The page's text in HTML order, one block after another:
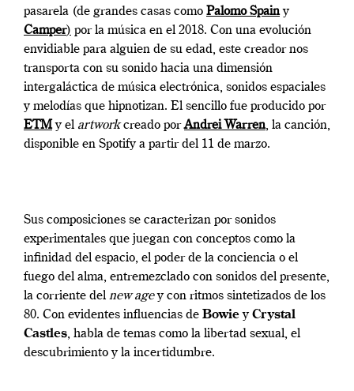
pasarela (de grandes casas como Palomo Spainy
Camper) por la música en el 2018. Con una evolución
envidiable para alguien de su edad, este creador nos
transporta con su sonido hacia una dimensión
intergaláctica de música electrónica, sonidos espaciales
y melodías que hipnotizan. El sencillo fue producido por
ETMy el artworkcreado porAndrei Warren, la canción,
disponible en Spotify a partir del 11 de marzo.
Sus composiciones se caracterizan por sonidos
experimentales que juegan con conceptos como la
infinidad del espacio, el poder de la conciencia o el
fuego del alma, entremezclado con sonidos del presente,
la corriente del new agey con ritmos sintetizados de los
80. Con evidentes influencias de BowieyCrystal
Castles, habla de temas como la libertad sexual, el
descubrimiento y la incertidumbre.